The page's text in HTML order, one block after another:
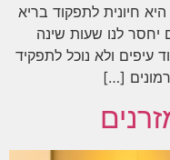
חיונית לתפקוד בריא
יחסר לנו שעות שינה
עיפים ולא נוכל לתפקיד
[…]